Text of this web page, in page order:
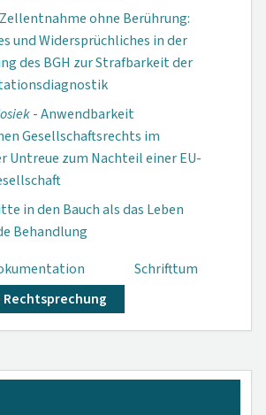
ohne Berührung:
und Widersprüchliches in der
des BGH zur Strafbarkeit der
- Anwendbarkeit
Gesellschaftsrechts im
Untreue zum Nachteil einer EU-
in den Bauch als das Leben
Behandlung
Schrifttum